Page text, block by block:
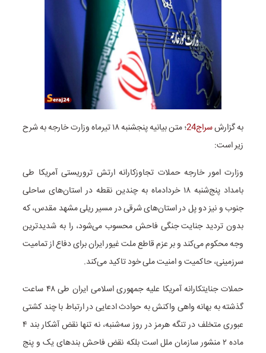
به گزارشسراج24
؛ متن بیانیه پنجشنبه ۱۸ تیرماه وزارت خارجه به شرح
زیر است:
وزارت امور خارجه حملات تجاوزکارانه ارتش تروریستی آمریکا طی
بامداد پنج‌شنبه ۱۸ خردادماه به چندین نقطه در استان‌های ساحلی
جنوب و نیز دو پل در استان‌های شرقی در مسیر ریلی مشهد مقدس، که
بدون تردید جنایت جنگی فاحش محسوب می‌شود، را به شدیدترین
وجه محکوم می‌کند و بر عزم قاطع ملت غیور ایران برای دفاع از تمامیت
سرزمینی، حاکمیت و امنیت ملی خود تاکید می‌کند.
حملات جنایتکارانه آمریکا علیه جمهوری اسلامی ایران طی ۴۸ ساعت
گذشته به بهانه واهی واکنش به حوادث ادعایی در ارتباط با چند کشتی
عبوری متخلف در تنگه هرمز در روز سه‌شنبه، نه تنها نقض آشکار بند ۴
ماده ۲ منشور سازمان ملل است بلکه نقض فاحش بندهای یک و پنج